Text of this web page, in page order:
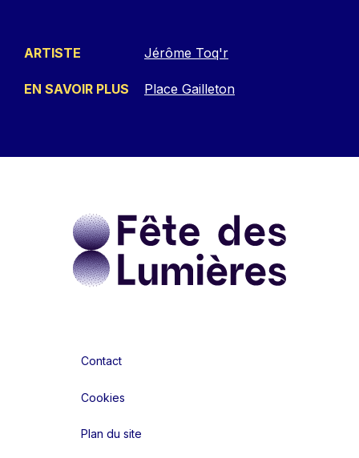
ARTISTE Jérôme Toq'r
EN SAVOIR PLUS Place Gailleton
Contact
Cookies
Plan du site